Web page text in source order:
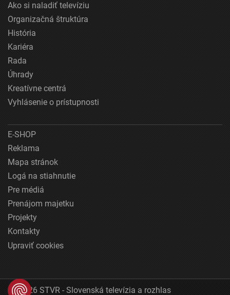
Ako si naladiť televíziu
Organizačná štruktúra
História
Kariéra
Rada
Úhrady
Kreatívne centrá
Vyhlásenie o prístupnosti
E-SHOP
Reklama
Mapa stránok
Logá na stiahnutie
Pre médiá
Prenájom majetku
Projekty
Kontakty
Upraviť cookies
© 2026 STVR - Slovenská televízia a rozhlas